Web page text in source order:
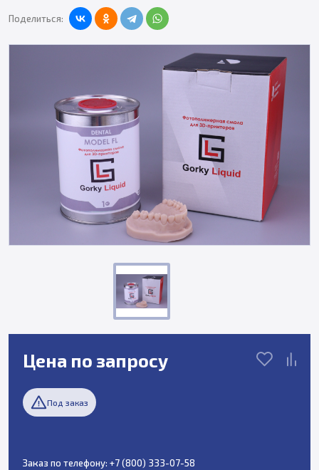
Поделиться:
Цена по запросу
Под заказ
Заказ по телефону: +7 (800) 333-07-58